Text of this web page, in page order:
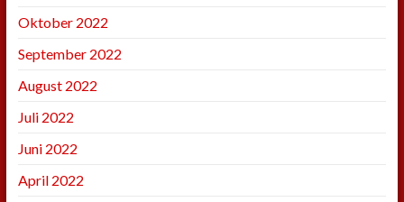
Oktober 2022
September 2022
August 2022
Juli 2022
Juni 2022
April 2022